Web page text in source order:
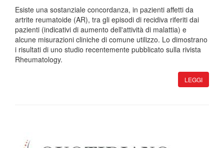
Esiste una sostanziale concordanza, in pazienti affetti da
artrite reumatoide (AR), tra gli episodi di recidiva riferiti dai
pazienti (indicativi di aumento dell'attività di malattia) e
alcune misurazioni cliniche di comune utilizzo. Lo dimostrano
i risultati di uno studio recentemente pubblicato sulla rivista
Rheumatology.
LEGGI